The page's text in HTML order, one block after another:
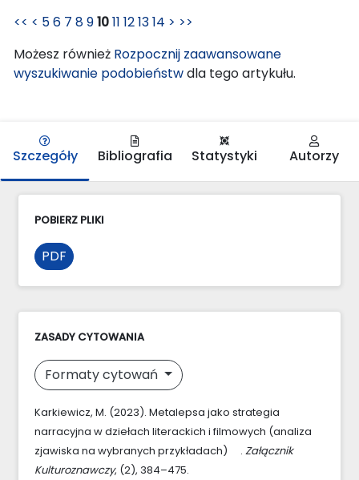
<< < 56 7 891011 121314 > >>
Możesz również Rozpocznij zaawansowane
wyszukiwanie podobieństwdla tego artykułu.
Szczegóły Bibliografia Statystyki Autorzy
POBIERZ PLIKI
PDF
ZASADY CYTOWANIA
Formaty cytowań
Karkiewicz, M. (2023). Metalepsa jako strategia
narracyjna w dziełach literackich i filmowych (analiza
zjawiska na wybranych przykładach) . Załącznik
Kulturoznawczy, (2), 384–475.